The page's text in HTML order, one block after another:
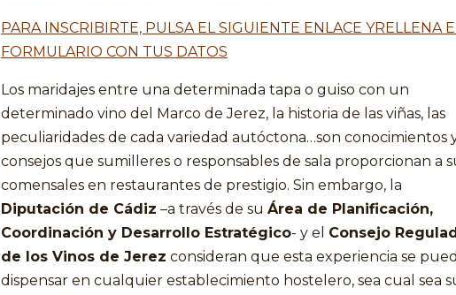
PARA INSCRIBIRTE, PULSA EL SIGUIENTE ENLACE YRELLENA
FORMULARIO CON TUS DATOS
Los maridajes entre una determinada tapa o guiso con un
determinado vino del Marco de Jerez, la historia de las viñas, las
peculiaridades de cada variedad autóctona…son conocimientos
consejos que sumilleres o responsables de sala proporcionan a
comensales en restaurantes de prestigio. Sin embargo, la
Diputación de Cádiz –a través de su Área de Planificación,
Coordinación y Desarrollo Estratégico- y el Consejo
de los Vinos de Jerez consideran que esta experiencia se
dispensar en cualquier establecimiento hostelero, sea cual sea